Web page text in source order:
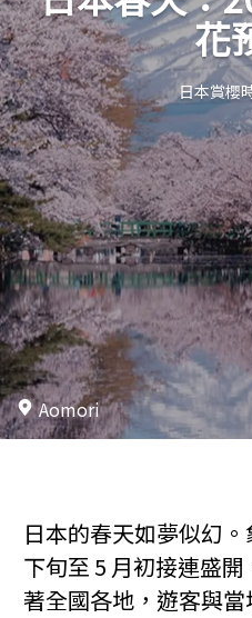
花
日本賞櫻
Aomori
日本的春天如夢似幻
下旬至 5 月初接連盛
著全國各地，遊客與